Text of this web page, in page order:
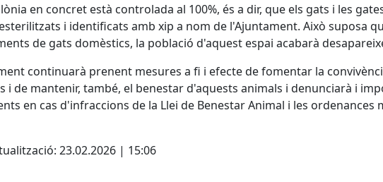
en concret està controlada al 100%, és a dir, que els gats i les
i identificats amb xip a nom de l'Ajuntament. Això suposa
de gats domèstics, la població d'aquest espai acabarà
continuarà prenent mesures a fi i efecte de fomentar la
i de mantenir, també, el benestar d'aquests animals i denunciarà i
en cas d'infraccions de la Llei de Benestar Animal i les ordenances
23.02.2026 | 15:06